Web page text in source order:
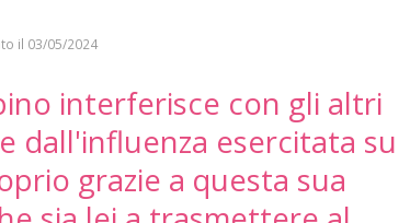
il 03/05/2024
interferisce con gli altri
dall'influenza esercitata su
grazie a questa sua